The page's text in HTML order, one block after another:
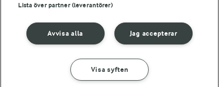
© 2026 Arla Foods
Integritetspolicy
Lista över partner (leverantörer)
Jag accepterar
Avvisa alla
Visa syften